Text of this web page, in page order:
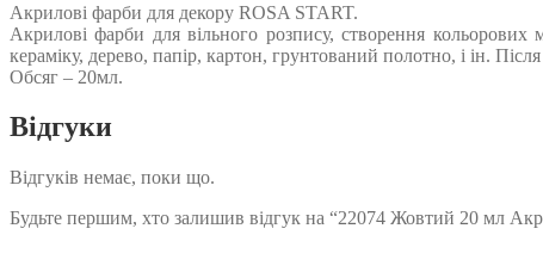
Акрилові фарби для декору ROSA START.
Акрилові фарби для вільного розпису, створення
кераміку, дерево, папір, картон, грунтований полотно, і ін.
Обсяг – 20мл.
Відгуки
Відгуків немає, поки що.
Будьте першим, хто залишив відгук на “22074 Жовтий 20 мл